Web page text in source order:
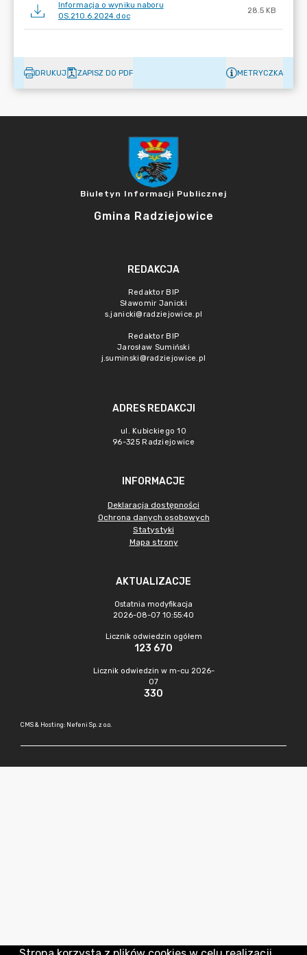
Informacja o wyniku naboru
OS.210.6.2024.doc
28.5 KB
DRUKUJ ZAPISZ DO PDF METRYCZKA
Biuletyn Informacji Publicznej
Gmina Radziejowice
REDAKCJA
Redaktor BIP
Sławomir Janicki
s.janicki@radziejowice.pl
Redaktor BIP
Jarosław Sumiński
j.suminski@radziejowice.pl
ADRES REDAKCJI
ul. Kubickiego 10
96-325 Radziejowice
INFORMACJE
Deklaracja dostępności
Ochrona danych osobowych
Statystyki
Mapa strony
AKTUALIZACJE
Ostatnia modyfikacja
2026-08-07 10:55:40
Licznik odwiedzin ogółem
123 670
Licznik odwiedzin w m-cu 2026-
07
330
CMS & Hosting: Nefeni Sp. z o.o.